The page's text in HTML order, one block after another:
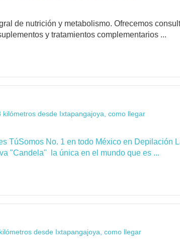
de nutrición y metabolismo. Ofrecemos
y tratamientos complementarios ...
kilómetros desde Ixtapangajoya, como llegar
TúSomos No. 1 en todo México en Depilación
"Candela" la única en el mundo que es ...
desde Ixtapangajoya, como llegar